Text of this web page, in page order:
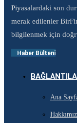
Piyasalardaki son
merak edilenler
bilgilenmek için
Haber Bülteni
Ana